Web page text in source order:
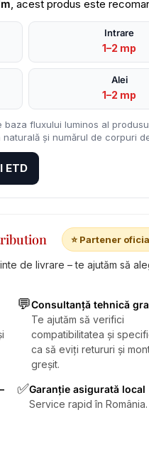
, acest produs este
Intrare
1–2 mp
Alei
1–2 mp
fluxului luminos al
și numărul de corpuri
ETD
⭐ Partener
de livrare – te ajutăm să
💬Consultanță tehnică
Te ajutăm să verifici
compatibilitatea și
ca să eviți retururi și
greșit.
✅Garanție asigurată local
Service rapid în România.